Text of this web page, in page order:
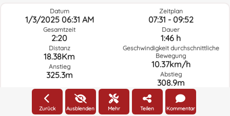
Datum
1/3/2025 06:31 AM
Gesamtzeit
2:20
Distanz
18.38Km
Anstieg
325.3m
Zeitplan
07:31 - 09:52
Dauer
1:46 h
Geschwindigkeit durchschnittliche
Bewegung
10.37km/h
Abstieg
308.9m
Wetter am Tag der Route und ausgewählte Zeit
Zurück Ausblenden Mehr Teilen Kommentar